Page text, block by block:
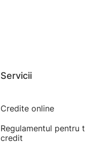
Servicii
Credite online
Regulamentul pentru
credit